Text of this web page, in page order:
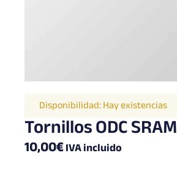
Disponibilidad:Hay existencias
Tornillos ODC SRAM
10,00€IVA incluido